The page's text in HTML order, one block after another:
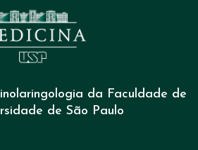
da Faculdade de
de São Paulo